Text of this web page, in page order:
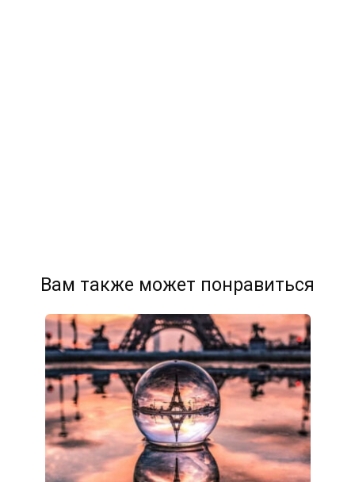
Вам также может понравиться